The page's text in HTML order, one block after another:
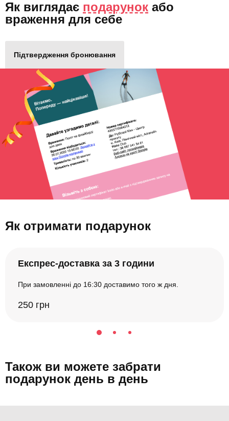
Як виглядає подарунок або
враження для себе
Підтвердження бронювання
Як отримати подарунок
Експрес-доставка за 3 години
При замовленні до 16:30 доставимо того ж дня.
250 грн
Також ви можете забрати
подарунок день в день